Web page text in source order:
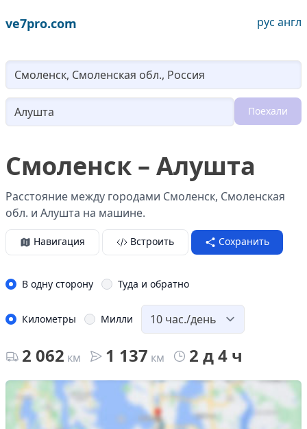
ve7pro.com рус англ
Loading...
Поехали
Смоленск – Алушта
Расстояние между городами Смоленск, Смоленская
обл. и Алушта на машине.
Навигация Встроить Сохранить
В одну сторону Туда и обратно
Километры Милли
2 062 км 1 137 км 2 д 4 ч